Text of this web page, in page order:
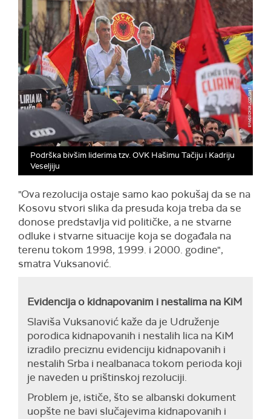
Podrška bivšim liderima tzv. OVK Hašimu Tačiju i Kadriju
Veseljiju
"Ova rezolucija ostaje samo kao pokušaj da se na
Kosovu stvori slika da presuda koja treba da se
donose predstavlja vid političke, a ne stvarne
odluke i stvarne situacije koja se događala na
terenu tokom 1998, 1999. i 2000. godine",
smatra Vuksanović.
Evidencija o kidnapovanim i nestalima na KiM
Slaviša Vuksanović kaže da je Udruženje
porodica kidnapovanih i nestalih lica na KiM
izradilo preciznu evidenciju kidnapovanih i
nestalih Srba i nealbanaca tokom perioda koji
je naveden u prištinskoj rezoluciji.
Problem je, ističe, što se albanski dokument
uopšte ne bavi slučajevima kidnapovanih i